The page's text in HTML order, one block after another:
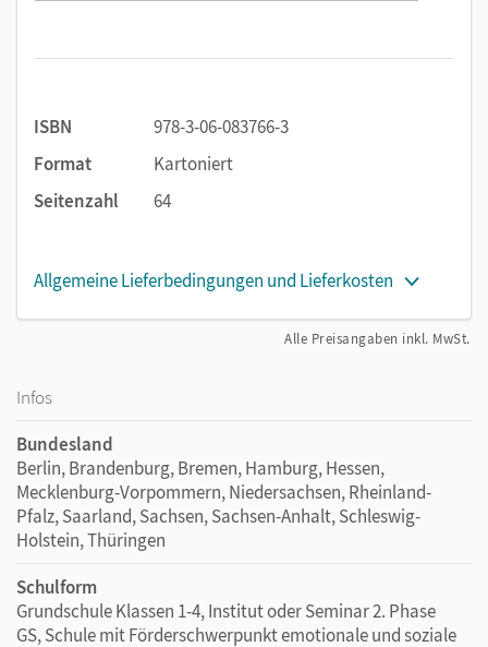
ISBN
978-3-06-083766-3
Format
Kartoniert
Seitenzahl
64
Allgemeine Lieferbedingungen und Lieferkosten
Alle Preisangaben inkl. MwSt.
Infos
Bundesland
Berlin, Brandenburg, Bremen, Hamburg, Hessen,
Mecklenburg-Vorpommern, Niedersachsen, Rheinland-
Pfalz, Saarland, Sachsen, Sachsen-Anhalt, Schleswig-
Holstein, Thüringen
Schulform
Grundschule Klassen 1-4, Institut oder Seminar 2. Phase
GS, Schule mit Förderschwerpunkt emotionale und soziale